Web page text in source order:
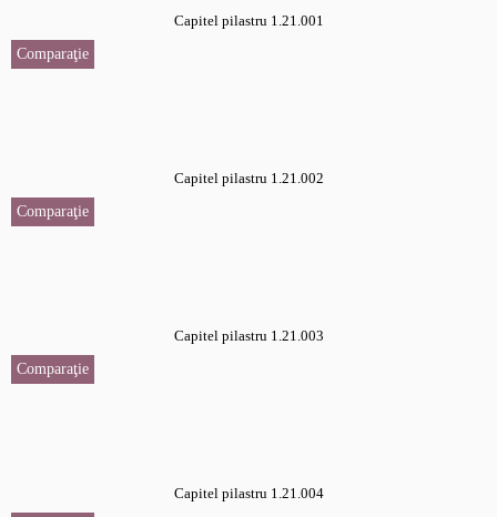
Capitel pilastru 1.21.001
Comparaţie
Capitel pilastru 1.21.002
Comparaţie
Capitel pilastru 1.21.003
Comparaţie
Capitel pilastru 1.21.004